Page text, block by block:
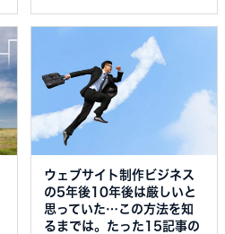
ウェブサイト制作ビジネス
の5年後10年後は厳しいと
思っていた…この方法を知
るまでは。たった15記事の